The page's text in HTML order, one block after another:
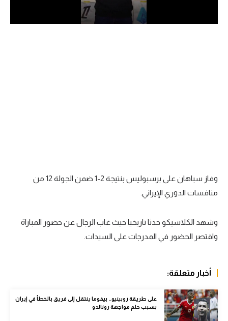
دوري أبطال إفريقيا
الدوري الإسباني
رياضات أخرى
أمم إفريقيا
وفاز سباهان على برسبوليس بنتيجة 2-1 ضمن الجولة 12 من
منافسات الدوري الإيراني.
وشهد الكلاسيكو حدثا تاريخيا حيث غاب الرجال عن حضور المباراة
واقتصر الحضور في المدرجات على السيدات.
أخبار متعلقة:
على طريقة روبينيو.. بيفوما ينتقل إلى فريق بالخطأ في إيران
بسبب حلم مواجهة رونالدو